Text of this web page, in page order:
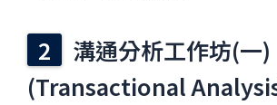
溝通分析工作坊(一)
(Transactional